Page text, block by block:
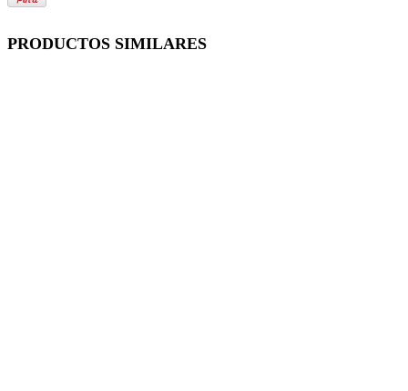
PRODUCTOS SIMILARES